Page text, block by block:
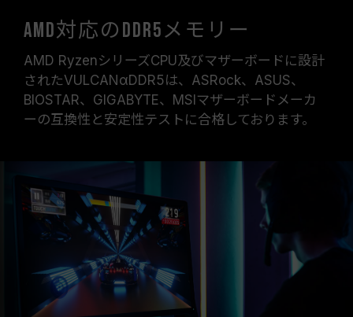
をサポートしているかをご確認ください。対応し
ていない場合、メモリは指定のオーバークロック
周波数に達しない可能性があります。
TEAMGROUPのメモリモジュールは標準電圧範
囲内でテストされています。マザーボードやプロ
セッサの故障が発生した場合は、それぞれの製造
AMD対応のDDR5メモリー
AMD RyzenシリーズCPU及びマザーボードに設計
されたVULCANαDDR5は、ASRock、ASUS、
BIOSTAR、GIGABYTE、MSIマザーボードメーカ
ーの互換性と安定性テストに合格しております。